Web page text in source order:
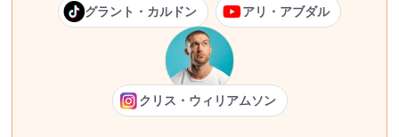
グラント・カルドン アリ・アブダル
クリス・ウィリアムソン